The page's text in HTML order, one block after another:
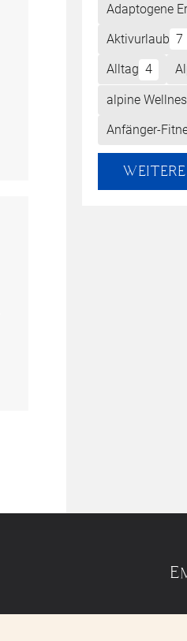
Adaptogene
Aktivurlaub 7
Alltag 4
alpine
Anfänger-